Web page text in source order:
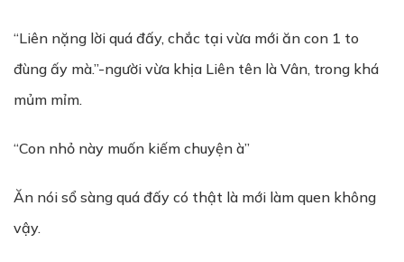
“Liên nặng lời quá đấy, chắc tại vừa mới ăn con 1 to
đùng ấy mà.”-người vừa khịa Liên tên là Vân, trong khá
mủm mỉm.
“Con nhỏ này muốn kiếm chuyện à”
Ăn nói sổ sàng quá đấy có thật là mới làm quen không
vậy.